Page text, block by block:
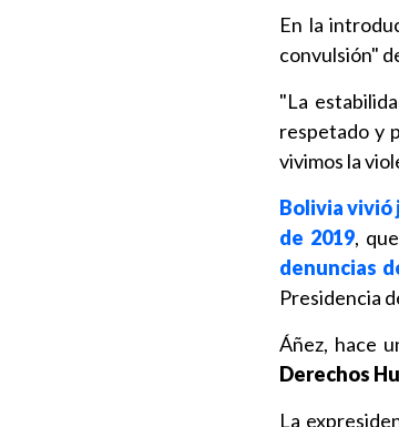
En la
convulsión"
"La
respetado y
vivimos la
Bolivia vivió
de 2019,
denuncias
Presidencia
Áñez, hace
Derechos
La